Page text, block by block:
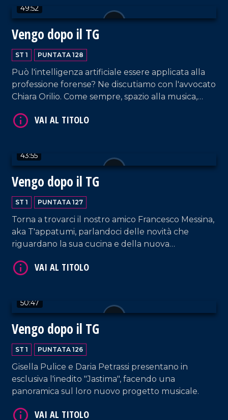
49:52
Vengo dopo il TG
ST 1 PUNTATA 128
Può l'intelligenza artificiale essere applicata alla
professione forense? Ne discutiamo con l'avvocato
Chiara Orilio. Come sempre, spazio alla musica,
coppia Cosentino-Pagano. In collegamento, la
43:55
Vengo dopo il TG
ST 1 PUNTATA 127
Torna a trovarci il nostro amico Francesco Messina,
aka T'appatumi, parlandoci delle novità che
riguardano la sua cucina e della nuova
50:47
Vengo dopo il TG
ST 1 PUNTATA 126
Gisella Pulice e Daria Petrassi presentano in
esclusiva l'inedito "Jastima", facendo una
panoramica sul loro nuovo progetto musicale.
VAI AL TITOLO
VAI AL TITOLO
VAI AL TITOLO
VAI AL TITOLO